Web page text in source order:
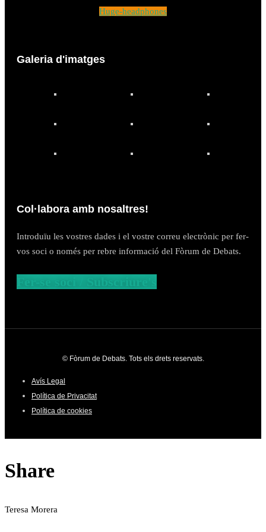
Huge-headphones
Galeria d'imatges
Col·labora amb nosaltres!
Introduïu les vostres dades i el vostre correu electrònic per fer-
vos soci o només per rebre informació del Fòrum de Debats.
© Fòrum de Debats. Tots els drets reservats.
Avís Legal
Política de Privacitat
Política de cookies
Share
Teresa Morera